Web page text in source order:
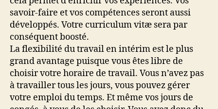
savoir-faire et vos compétences seront aussi
développés. Votre curriculum vitæ sera par
conséquent boosté.
La flexibilité du travail en intérim est le plus
grand avantage puisque vous êtes libre de
choisir votre horaire de travail. Vous n’avez pas
à travailler tous les jours, vous pouvez gérer
votre emploi du temps. Et même vos jours de